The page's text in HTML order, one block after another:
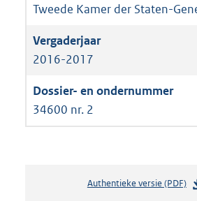
Tweede Kamer der Staten-
2016-2017
34600 nr. 2
Authentieke versie (PDF)b